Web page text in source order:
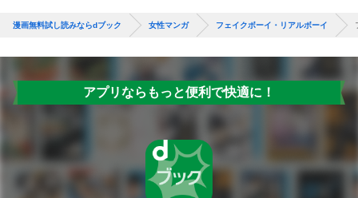
漫画無料試し読みならdブック 女性マンガ フェイクボーイ・リアルボーイ
アプリならもっと便利で快適に！